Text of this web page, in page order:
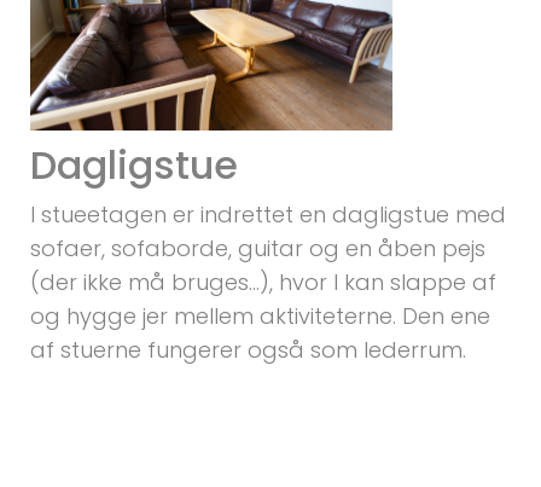
Dagligstue
I stueetagen er indrettet en dagligstue med
sofaer, sofaborde, guitar og en åben pejs
(der ikke må bruges...), hvor I kan slappe af
og hygge jer mellem aktiviteterne. Den ene
af stuerne fungerer også som lederrum.